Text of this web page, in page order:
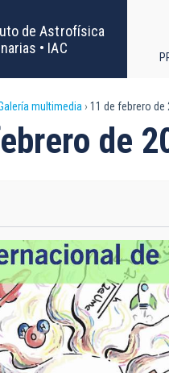
de Astrofísica
• IAC
multimedia 11 de febrero de
de